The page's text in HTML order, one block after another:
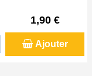
1,90 €
Ajouter